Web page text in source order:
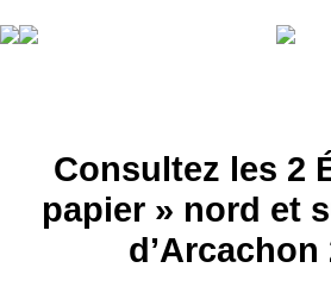
Consultez les 2
papier » nord et
d’Arcachon